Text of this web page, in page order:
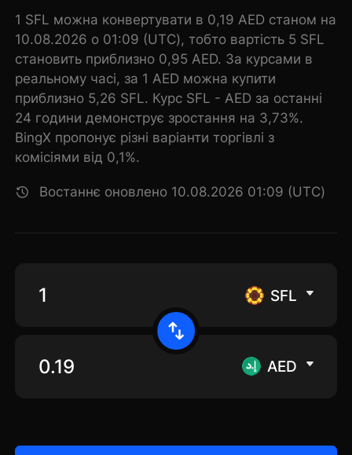
1 SFL можна конвертувати в 0,19 AED станом на
10.08.2026 о 01:09 (UTC), тобто вартість 5 SFL
становить приблизно 0,95 AED. За курсами в
реальному часі, за 1 AED можна купити
приблизно 5,26 SFL. Курс SFL - AED за останні
24 години демонструє зростання на 3,73%.
BingX пропонує різні варіанти торгівлі з
комісіями від 0,1%.
Востаннє оновлено 10.08.2026 01:09 (UTC)
SFL
AED